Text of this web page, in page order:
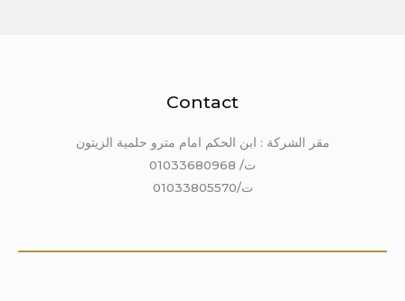
Contact
مقر الشركة : ابن الحكم امام مترو حلمية الزيتون
ت/ 01033680968
ت/01033805570